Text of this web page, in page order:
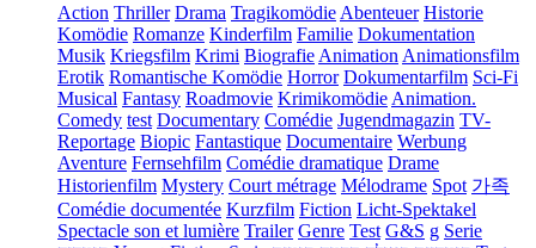
Action Thriller Drama Tragikomödie Abenteuer Historie
Komödie Romanze Kinderfilm Familie Dokumentation
Musik Kriegsfilm Krimi Biografie Animation Animationsfilm
Erotik Romantische Komödie Horror Dokumentarfilm Sci-Fi
Musical Fantasy Roadmovie Krimikomödie Animation.
Comedy test Documentary Comédie Jugendmagazin TV-
Reportage Biopic Fantastique Documentaire Werbung
Aventure Fernsehfilm Comédie dramatique Drame
Historienfilm Mystery Court métrage Mélodrame Spot 가족
Comédie documentée Kurzfilm Fiction Licht-Spektakel
Spectacle son et lumière Trailer Genre Test G&S g Serie